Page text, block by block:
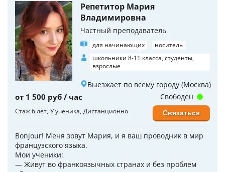
Репетитор Мария
Владимировна
Частный преподаватель
для начинающих
носитель
школьники 8-11 класса, студенты,
взрослые
Выезжает по всему городу (Москва)
от 1 500 руб / час
Стаж 6 лет У ученика Дистанционно
Bonjour! Меня зовут Мария, и я ваш проводник в мир
французского языка.
Мои ученики:
— Живут во франкоязычных странах и без проблем
Свободен
Связаться